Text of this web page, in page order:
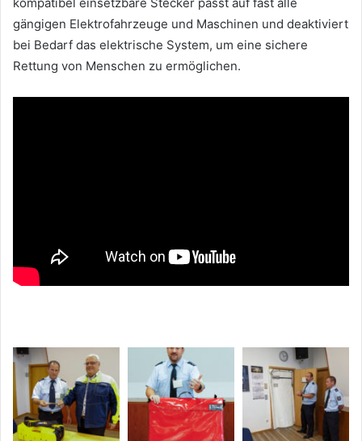
gängigen Elektrofahrzeuge und Maschinen und deaktiviert
bei Bedarf das elektrische System, um eine sichere
Rettung von Menschen zu ermöglichen.